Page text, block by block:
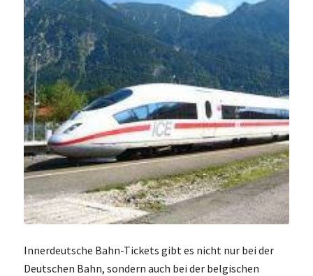
Innerdeutsche Bahn-Tickets gibt es nicht nur bei der
Deutschen Bahn, sondern auch bei der belgischen